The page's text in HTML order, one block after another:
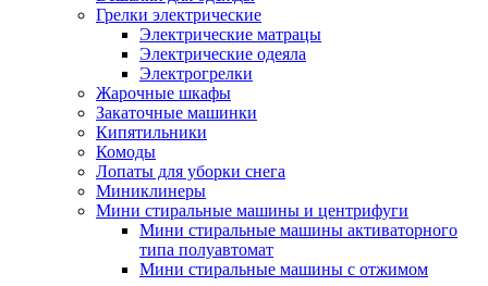
Грелки электрические
Электрические матрацы
Электрические одеяла
Электрогрелки
Жарочные шкафы
Закаточные машинки
Кипятильники
Комоды
Лопаты для уборки снега
Миниклинеры
Мини стиральные машины и центрифуги
Мини стиральные машины активаторного
типа полуавтомат
Мини стиральные машины с отжимом